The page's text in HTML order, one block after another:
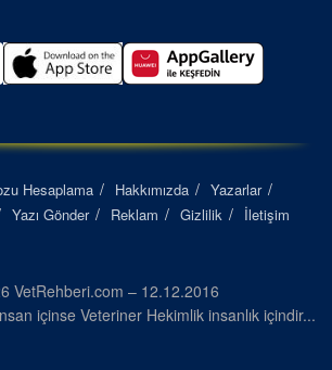
Hesaplama Hakkımızda
Yazarlar
Yazı Gönder Reklam Gizlilik İletişim
VetRehberi.com – 12.12.2016
içinse Veteriner Hekimlik insanlık içindir...